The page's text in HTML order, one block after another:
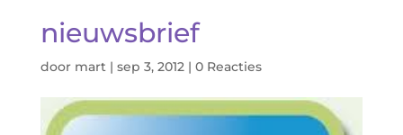
nieuwsbrief
door mart| sep 3, 2012| 0 Reacties